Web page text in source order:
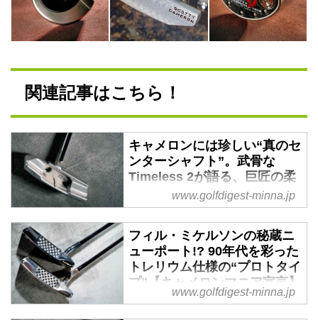
関連記事はこちら！
キャメロンには珍しい“真のセ
ンターシャフト”。武骨な
Timeless 2が語る、巨匠の柔
軟な設計思想【キャメロンマ
ニア宣言】 - みんなのゴルフ
ダイジェスト
タイガー・ウッズや松山英樹が長
く愛用し、世界中のゴルファーが
憧れるパターブランドの魅力を追
いかけるシリーズ。今回は、スコ
www.golfdigest-minna.jp
フィル・ミケルソンの秘蔵ニ
ューポート!? 90年代を彩った
トレリウム仕様の“プロトタイ
プ”【キャメロンマニア宣言】
- みんなのゴルフダイジェス
www.golfdigest-minna.jp